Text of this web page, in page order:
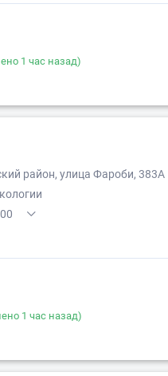
1 час назад)
район, улица Фароби, 383А
1 час назад)